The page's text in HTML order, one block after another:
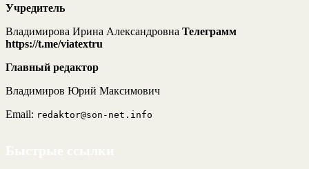
Учредитель
Владимирова Ирина Александровна Телеграмм
https://t.me/viatextru
Главный редактор
Владимиров Юрий Максимович
Email: redaktor@son-net.info